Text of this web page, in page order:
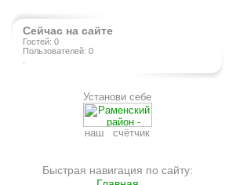
Сейчас на сайте
Гостей: 0
Пользователей: 0
Установи себе
наш счётчик
Быстрая навигация по сайту: